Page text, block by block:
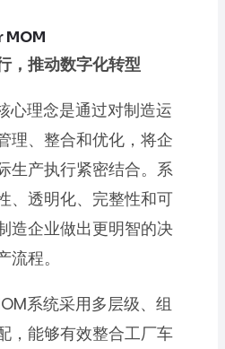
MOM
，推动数字化转型
心理念是通过对制造运
理、整合和优化，将企
生产执行紧密结合。系
、透明化、完整性和可
造企业做出更明智的决
程。
系统采用多层级、组
，能够有效整合工厂车